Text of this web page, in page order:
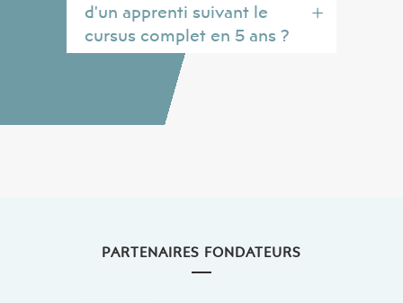
d'un apprenti suivant le
cursus complet en 5 ans ?
PARTENAIRES FONDATEURS